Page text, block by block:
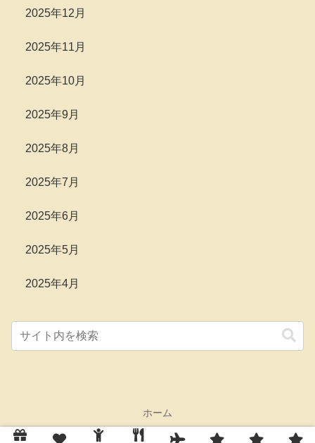
2025年12月
2025年11月
2025年10月
2025年9月
2025年8月
2025年7月
2025年6月
2025年5月
2025年4月
ホーム
© 2025 Greatfuldays Blog Guide All Rights Reserved.